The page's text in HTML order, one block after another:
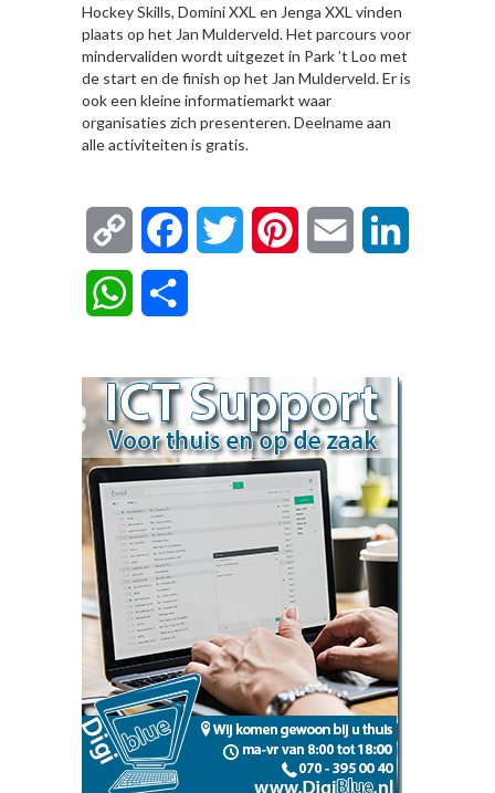
Hockey Skills, Domini XXL en Jenga XXL vinden
plaats op het Jan Mulderveld. Het parcours voor
mindervaliden wordt uitgezet in Park ’t Loo met
de start en de finish op het Jan Mulderveld. Er is
ook een kleine informatiemarkt waar
organisaties zich presenteren. Deelname aan
alle activiteiten is gratis.
Copy
Link
FacebookTwitter Pinterest Email
WhatsApp